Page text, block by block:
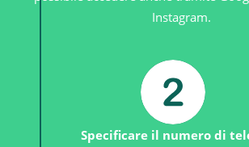
Instagram.
Specificare il numero di